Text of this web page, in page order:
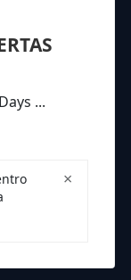
...
×